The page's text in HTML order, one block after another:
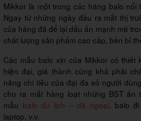
Mikkor là một trong các hãng balo nổi
Ngay từ những ngày đầu ra mắt thị
của hãng đã để lại dấu ấn mạnh mẽ
chất lượng sản phẩm cao cấp, bền bỉ
Các mẫu balo xịn của Mikkor có thiết
hiện đại, giá thành cũng khá phải
năng chi tiêu của đại đa số người
cho ra mắt hàng loạt những BST ấn
mẫu balo du lịch – dã ngoại, balo
laptop, v.v.